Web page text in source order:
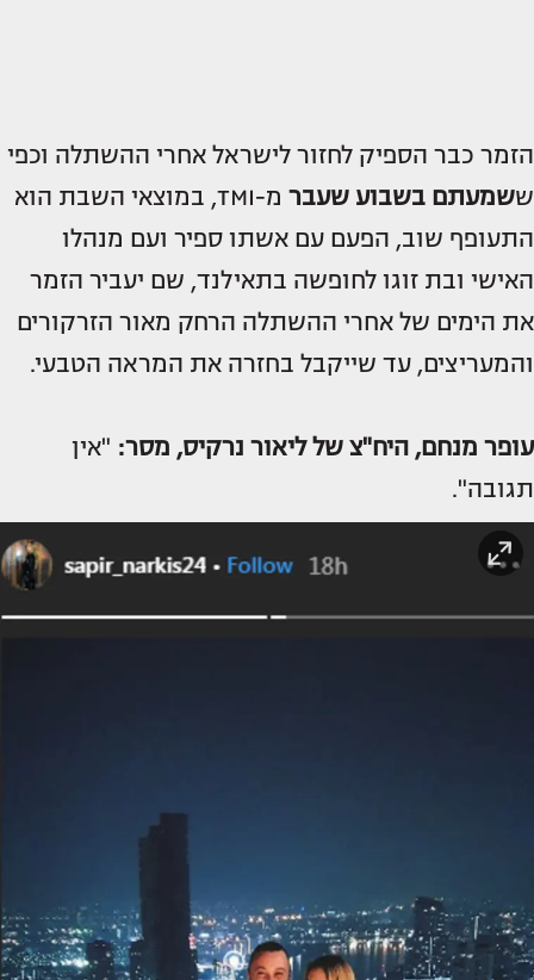
הזמר כבר הספיק לחזור לישראל אחרי ההשתלה וכפי
ששמעתם בשבוע שעבר
מ-TMI, במוצאי השבת הוא
התעופף שוב, הפעם עם אשתו ספיר ועם מנהלו
האישי ובת זוגו לחופשה בתאילנד, שם יעביר הזמר
את הימים של אחרי ההשתלה הרחק מאור הזרקורים
והמעריצים, עד שייקבל בחזרה את המראה הטבעי.
עופר מנחם, היח"צ של ליאור נרקיס, מסר: "אין
תגובה".